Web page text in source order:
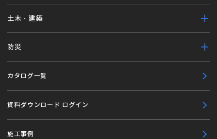
土木・建築
防災
カタログ一覧
資料ダウンロード ログイン
施工事例